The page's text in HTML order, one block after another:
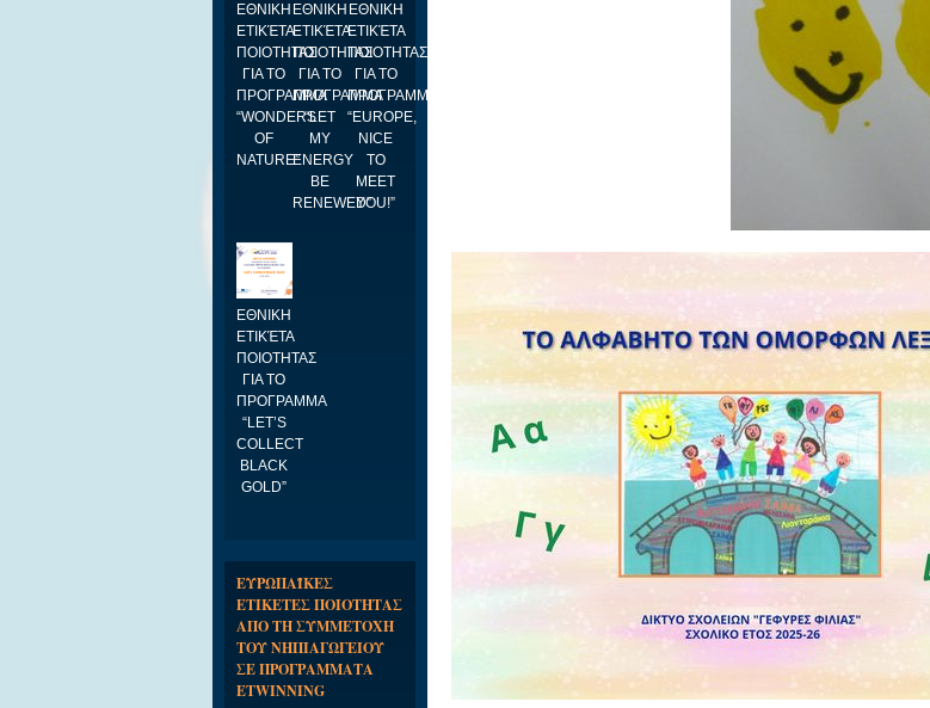
ΕΘΝΙΚΗ
ΕΤΙΚΈΤΑ
ΠΟΙΟΤΗΤΑΣ
ΓΙΑ ΤΟ
ΠΡΟΓΡΑΜΜΑ
“WONDERS
OF
NATURE”
ΕΘΝΙΚΗ
ΕΤΙΚΈΤΑ
ΠΟΙΟΤΗΤΑΣ
ΓΙΑ ΤΟ
ΠΡΟΓΡΑΜΜΑ
“LET
MY
ENERGY
BE
RENEWED”
ΕΘΝΙΚΗ
ΕΤΙΚΈΤΑ
ΠΟΙΟΤΗΤΑΣ
ΓΙΑ ΤΟ
ΠΡΟΓΡΑΜΜΑ
“EUROPE,
NICE
TO
MEET
YOU!”
ΕΘΝΙΚΗ
ΕΤΙΚΈΤΑ
ΠΟΙΟΤΗΤΑΣ
ΓΙΑ ΤΟ
ΠΡΟΓΡΑΜΜΑ
“LET’S
COLLECT
BLACK
GOLD”
ΕΥΡΩΠΑΪΚΕΣ
ΕΤΙΚΕΤΕΣ ΠΟΙΟΤΗΤΑΣ
ΑΠΟ ΤΗ ΣΥΜΜΕΤΟΧΗ
ΤΟΥ ΝΗΠΙΑΓΩΓΕΙΟΥ
ΣΕ ΠΡΟΓΡΑΜΜΑΤΑ
ETWINNING